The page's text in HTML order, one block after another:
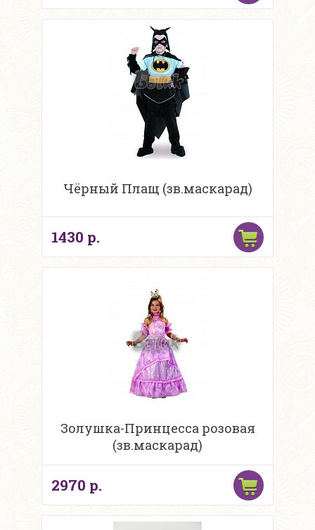
Чёрный Плащ (зв.маскарад)
1430 р.
Золушка-Принцесса розовая
(зв.маскарад)
2970 р.